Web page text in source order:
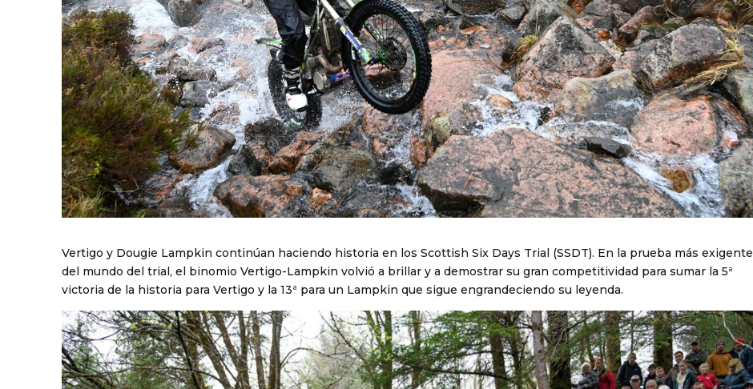
Vertigo y Dougie Lampkin continúan haciendo historia en los Scottish Six Days Trial (SSDT). En la prueba más exigente
del mundo del trial, el binomio Vertigo-Lampkin volvió a brillar y a demostrar su gran competitividad para sumar la 5ª
victoria de la historia para Vertigo y la 13ª para un Lampkin que sigue engrandeciendo su leyenda.